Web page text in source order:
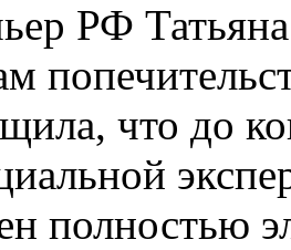
РФ Татьяна
что до
полностью